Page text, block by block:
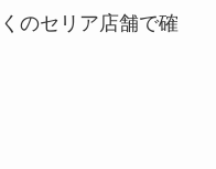
のセリア店舗で確